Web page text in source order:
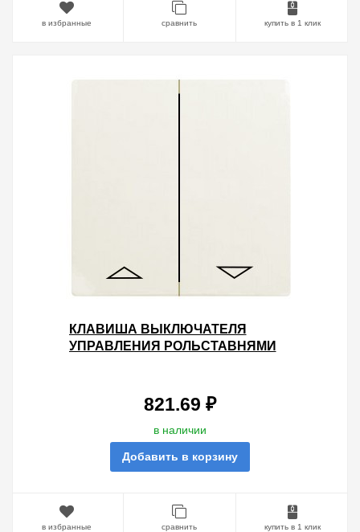
в избранные сравнить купить в 1 клик
КЛАВИША ВЫКЛЮЧАТЕЛЯ
УПРАВЛЕНИЯ РОЛЬСТАВНЯМИ
821.69 ₽
в наличии
Добавить в корзину
в избранные сравнить купить в 1 клик